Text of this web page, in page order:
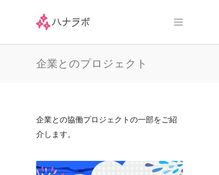
企業とのプロジェクト
企業との協働プロジェクトの一部をご紹
介します。